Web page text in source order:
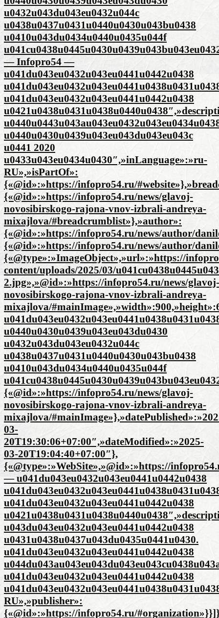
u0432u043du043eu0432u044c
u0438u0437u0431u0440u0430u043bu0438
u0410u043du0434u0440u0435u044f
— Infopro54 —
u041du043eu0432u043eu0441u0442u0438
u041du043eu0432u043eu0441u0442u0438
u0440u0430u0439u043eu043du043eu043c
u0441 2020
u0433u043eu0434u0430″,»inLanguage»:»ru-
RU»,»isPartOf»:
{«@id»:»https://infopro54.ru/
{«@id»:»https://infopro54.ru/news/glavoj-
novosibirskogo-rajona-vnov-izbrali-andreya-
mixajlova/#breadcrumblist»},»author»:
{«@id»:»https://infopro54.ru/news/author/
{«@id»:»https://infopro54.ru/news/author/
{«@type»:»ImageObject»,»url»:»https://
content/uploads/2025/03/
2.jpg»,»@id»:»https://infopro54.ru/news/glavoj-
novosibirskogo-rajona-vnov-izbrali-andreya-
mixajlova/
u0440u0430u0439u043eu043du0430
u0432u043du043eu0432u044c
u0438u0437u0431u0440u0430u043bu0438
u0410u043du0434u0440u0435u044f
{«@id»:»https://infopro54.ru/news/glavoj-
novosibirskogo-rajona-vnov-izbrali-andreya-
mixajlova/
03-
20T19:30:06+07:00″,»dateModified»:»2025-
03-20T19:04:40+07:00″},
{«@type»:»WebSite»,»@id»:»https://
— u041du043eu0432u043eu0441u0442u0438
u041du043eu0432u043eu0441u0442u0438
u043du043eu0432u043eu0441u0442u0438
u0431u0438u0437u043du0435u0441u0430.
u041du043eu0432u043eu0441u0442u0438
u041du043eu0432u043eu0441u0442u0438
RU»,»publisher»:
{«@id»:»https://infopro54.ru/